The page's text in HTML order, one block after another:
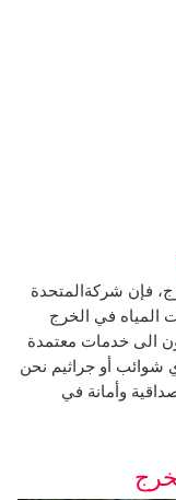
فإن شركةالمتحدة
المياه في الخرج
الى خدمات معتمدة
أو جراثيم نحن
وأمانة في